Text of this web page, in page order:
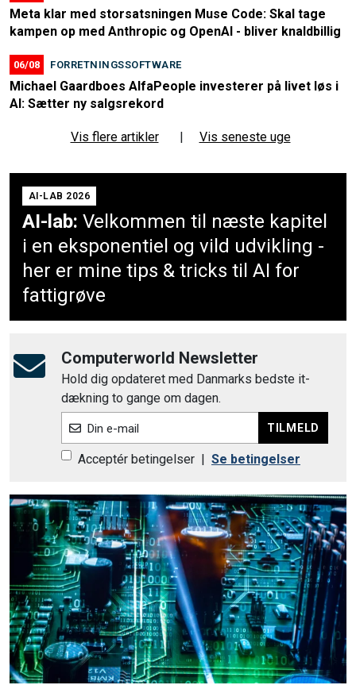
Meta klar med storsatsningen Muse Code: Skal tage
kampen op med Anthropic og OpenAI - bliver knaldbillig
06/08 FORRETNINGSSOFTWARE
Michael Gaardboes AlfaPeople investerer på livet løs i
AI: Sætter ny salgsrekord
Vis flere artikler | Vis seneste uge
AI-LAB 2026
AI-lab: Velkommen til næste kapitel
i en eksponentiel og vild udvikling -
her er mine tips & tricks til AI for
fattigrøve
Computerworld Newsletter
Hold dig opdateret med Danmarks bedste it-
dækning to gange om dagen.
Din e-mail TILMELD
Acceptér betingelser | Se betingelser